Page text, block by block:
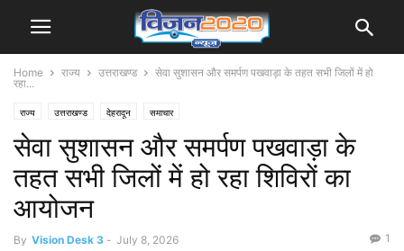
Home राज्य उत्तराखण्ड
सेवा सुशासन और समर्पण पखवाड़ा के तहत सभी जिलों में हो
रहा...
राज्य उत्तराखण्ड देहरादून समाचार
सेवा सुशासन और समर्पण पखवाड़ा के
तहत सभी जिलों में हो रहा शिविरों का
आयोजन
By Vision Desk 3 - July 8, 2026 1